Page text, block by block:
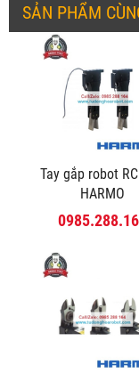
SẢN PHẨM
Tay gắp robot
HARMO